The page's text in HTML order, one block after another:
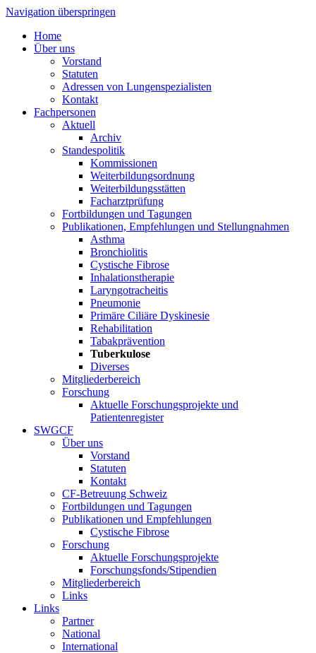
Navigation überspringen
Home
Über uns
Vorstand
Statuten
Adressen von Lungenspezialisten
Kontakt
Fachpersonen
Aktuell
Archiv
Standespolitik
Kommissionen
Weiterbildungsordnung
Weiterbildungsstätten
Facharztprüfung
Fortbildungen und Tagungen
Publikationen, Empfehlungen und Stellungnahmen
Asthma
Bronchiolitis
Cystische Fibrose
Inhalationstherapie
Laryngotracheitis
Pneumonie
Primäre Ciliäre Dyskinesie
Rehabilitation
Tabakprävention
Tuberkulose
Diverses
Mitgliederbereich
Forschung
Aktuelle Forschungsprojekte und
Patientenregister
SWGCF
Über uns
Vorstand
Statuten
Kontakt
CF-Betreuung Schweiz
Fortbildungen und Tagungen
Publikationen und Empfehlungen
Cystische Fibrose
Forschung
Aktuelle Forschungsprojekte
Forschungsfonds/Stipendien
Mitgliederbereich
Links
Links
Partner
National
International